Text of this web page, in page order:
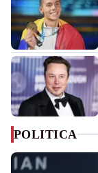
POLITICA